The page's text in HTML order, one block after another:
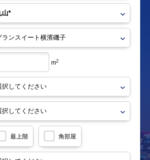
m2
最上階 角部屋